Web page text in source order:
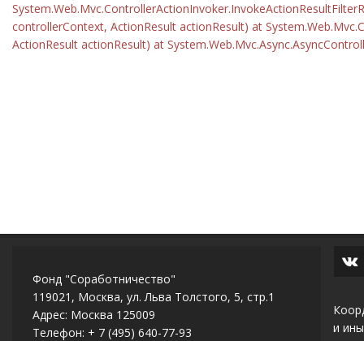
controllerContext, ActionResult actionResult) at
ActionResult actionResult) at
Фонд "Соработничество"
119021, Москва, ул. Льва Толстого, 5, стр.1
Адрес: Москва 125009
Телефон: + 7 (495) 640-77-93
и